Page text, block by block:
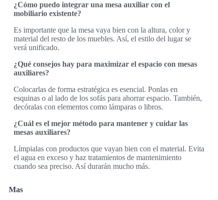
¿Cómo puedo integrar una mesa auxiliar con el
mobiliario existente?
Es importante que la mesa vaya bien con la altura, color y
material del resto de los muebles. Así, el estilo del lugar se
verá unificado.
¿Qué consejos hay para maximizar el espacio con mesas
auxiliares?
Colocarlas de forma estratégica es esencial. Ponlas en
esquinas o al lado de los sofás para ahorrar espacio. También,
decóralas con elementos como lámparas o libros.
¿Cuál es el mejor método para mantener y cuidar las
mesas auxiliares?
Límpialas con productos que vayan bien con el material. Evita
el agua en exceso y haz tratamientos de mantenimiento
cuando sea preciso. Así durarán mucho más.
Mas